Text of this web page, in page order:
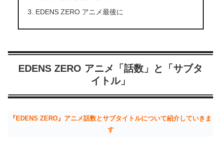
EDENS ZERO アニメ最後に
EDENS ZERO アニメ「話数」と「サブタ
イトル」
『EDENS ZERO』アニメ話数とサブタイトルについて紹介していきま
す